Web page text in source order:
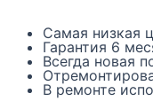
Самая низкая
Гарантия 6
Всегда новая
В ремонте